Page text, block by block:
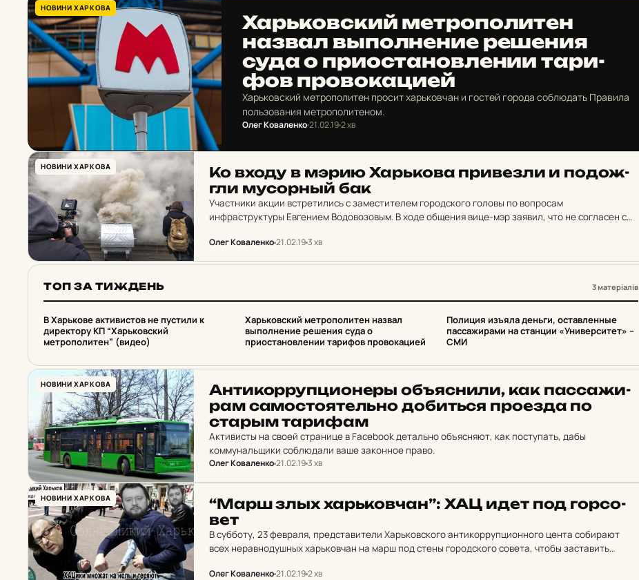
НОВИНИ ХАРКОВА
Харь­ков­ский мет­ро­по­ли­тен
назвал выпол­не­ние ре­ше­ния
суда о при­ос­та­нов­ле­нии та­ри­
фов про­во­ка­ци­ей
Харьковский метрополитен просит харьковчан и гостей города соблюдать Правила
пользования метрополитеном.
Олег Коваленко21.02.192 хв
НОВИНИ ХАРКОВА
Ко входу в мэрию Харь­ко­ва при­вез­ли и по­дож­
гли му­сорный бак
Участники акции встретились с заместителем городского головы по вопросам
инфраструктуры Евгением Водовозовым. В ходе общения вице-мэр заявил, что не согласен с
Олег Коваленко21.02.193 хв
ТОП ЗА ТИЖДЕНЬ 3 матеріалів
1
В Харькове активистов не пустили к
директору КП “Харьковский
метрополитен” (видео)
2
Харьковский метрополитен назвал
выполнение решения суда о
приостановлении тарифов провокацией
3
Полиция изъяла деньги, оставленные
пассажирами на станции «Университет» –
СМИ
НОВИНИ ХАРКОВА
Ан­ти­кор­руп­ци­о­неры об­ъяс­ни­ли, как пас­са­жи­
рам са­мос­то­я­тель­но до­бить­ся про­ез­да по
старым та­ри­фам
Активисты на своей странице в Facebook детально объясняют, как поступать, дабы
коммунальщики соблюдали ваше законное право.
Олег Коваленко21.02.193 хв
НОВИНИ ХАРКОВА
“Марш злых харь­ков­чан”: ХАЦ идет под гор­со­
вет
В субботу, 23 февраля, представители Харьковского антикоррупционного цента собирают
всех неравнодушных харьковчан на марш под стены городского совета, чтобы заставить
Олег Коваленко21.02.192 хв